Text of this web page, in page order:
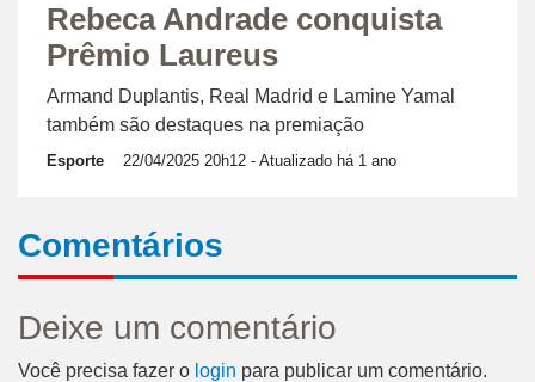
Rebeca Andrade conquista
Prêmio Laureus
Armand Duplantis, Real Madrid e Lamine Yamal
também são destaques na premiação
Esporte 22/04/2025 20h12 - Atualizado há 1 ano
Comentários
Deixe um comentário
Você precisa fazer o login para publicar um comentário.